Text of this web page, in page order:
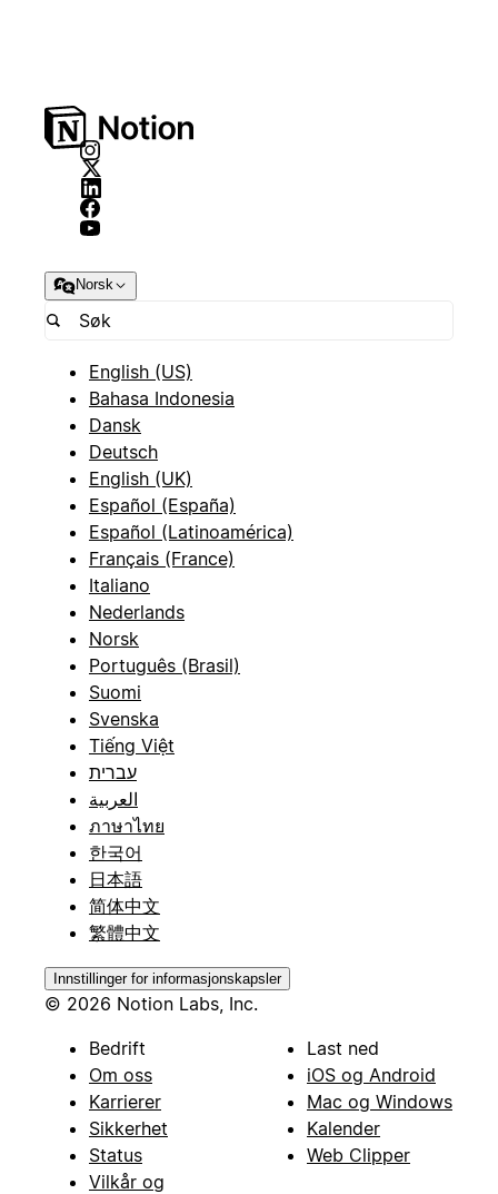
Norsk
English (US)
Bahasa Indonesia
Dansk
Deutsch
English (UK)
Español (España)
Español (Latinoamérica)
Français (France)
Italiano
Nederlands
Norsk
Português (Brasil)
Suomi
Svenska
Tiếng Việt
עברית
العربية
ภาษาไทย
한국어
日本語
简体中文
繁體中文
Innstillinger for informasjonskapsler
© 2026 Notion Labs, Inc.
Bedrift
Om oss
Karrierer
Sikkerhet
Status
Vilkår og
Last ned
iOS og Android
Mac og Windows
Kalender
Web Clipper